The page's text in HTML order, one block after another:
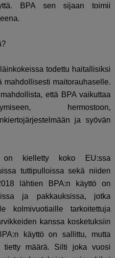
BPA sen sijaan toimii
todettu haitallisiksi
mahdollisesti maitorauhaselle.
että BPA vaikuttaa
hermostoon,
ja syövän
on kielletty koko EU:ssa
tuttipulloissa sekä niiden
lähtien BPA:n käyttö on
ja pakkauksissa, jotka
kolmivuotiaille tarkoitettuja
kanssa kosketuksiin
käyttö on sallittu, mutta
tietty määrä. Silti joka vuosi